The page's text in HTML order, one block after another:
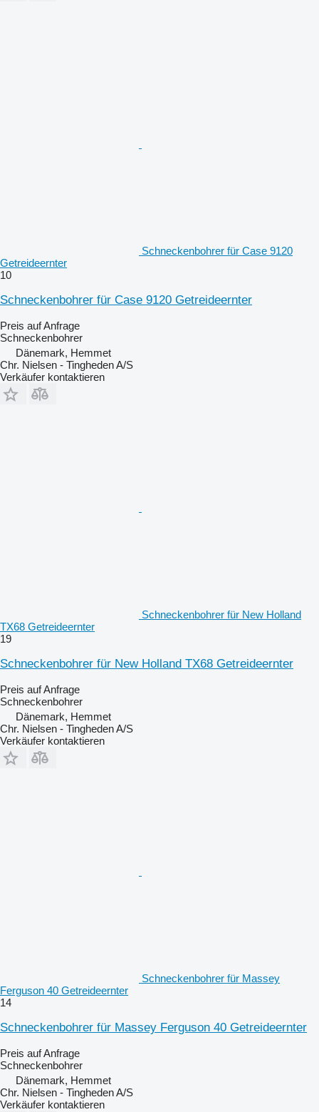
Schneckenbohrer für Case 9120
Getreideernter
10
Schneckenbohrer für Case 9120 Getreideernter
Preis auf Anfrage
Schneckenbohrer
Dänemark, Hemmet
Chr. Nielsen - Tingheden A/S
Verkäufer kontaktieren
Schneckenbohrer für New Holland
TX68 Getreideernter
19
Schneckenbohrer für New Holland TX68 Getreideernter
Preis auf Anfrage
Schneckenbohrer
Dänemark, Hemmet
Chr. Nielsen - Tingheden A/S
Verkäufer kontaktieren
Schneckenbohrer für Massey
Ferguson 40 Getreideernter
14
Schneckenbohrer für Massey Ferguson 40 Getreideernter
Preis auf Anfrage
Schneckenbohrer
Dänemark, Hemmet
Chr. Nielsen - Tingheden A/S
Verkäufer kontaktieren